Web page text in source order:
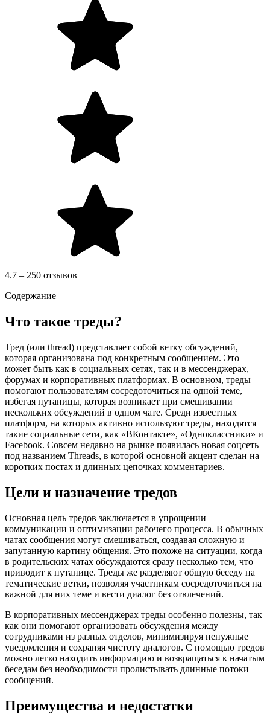
4.7 – 250 отзывов
Содержание
Что такое треды?
Тред (или thread) представляет собой ветку обсуждений,
которая организована под конкретным сообщением. Это
может быть как в социальных сетях, так и в мессенджерах,
форумах и корпоративных платформах. В основном, треды
помогают пользователям сосредоточиться на одной теме,
избегая путаницы, которая возникает при смешивании
нескольких обсуждений в одном чате. Среди известных
платформ, на которых активно используют треды, находятся
такие социальные сети, как «ВКонтакте», «Одноклассники» и
Facebook. Совсем недавно на рынке появилась новая соцсеть
под названием Threads, в которой основной акцент сделан на
коротких постах и длинных цепочках комментариев.
Цели и назначение тредов
Основная цель тредов заключается в упрощении
коммуникации и оптимизации рабочего процесса. В обычных
чатах сообщения могут смешиваться, создавая сложную и
запутанную картину общения. Это похоже на ситуации, когда
в родительских чатах обсуждаются сразу несколько тем, что
приводит к путанице. Треды же разделяют общую беседу на
тематические ветки, позволяя участникам сосредоточиться на
важной для них теме и вести диалог без отвлечений.
В корпоративных мессенджерах треды особенно полезны, так
как они помогают организовать обсуждения между
сотрудниками из разных отделов, минимизируя ненужные
уведомления и сохраняя чистоту диалогов. С помощью тредов
можно легко находить информацию и возвращаться к начатым
беседам без необходимости пролистывать длинные потоки
сообщений.
Преимущества и недостатки